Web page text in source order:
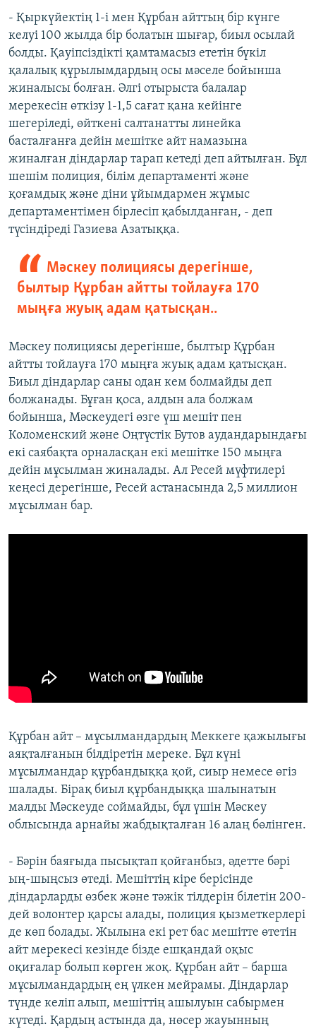
- Қыркүйектің 1-і мен Құрбан айттың бір күнге
келуі 100 жылда бір болатын шығар, биыл осылай
болды. Қауіпсіздікті қамтамасыз ететін бүкіл
қалалық құрылымдардың осы мәселе бойынша
жиналысы болған. Әлгі отырыста балалар
мерекесін өткізу 1-1,5 сағат қана кейінге
шегеріледі, өйткені салтанатты линейка
басталғанға дейін мешітке айт намазына
жиналған діндарлар тарап кетеді деп айтылған. Бұл
шешім полиция, білім департаменті және
қоғамдық және діни ұйымдармен жұмыс
департаментімен бірлесіп қабылданған, - деп
түсіндіреді Газиева Азатыққа.
Мәскеу полициясы дерегінше,
былтыр Құрбан айтты тойлауға 170
мыңға жуық адам қатысқан..
Мәскеу полициясы дерегінше, былтыр Құрбан
айтты тойлауға 170 мыңға жуық адам қатысқан.
Биыл діндарлар саны одан кем болмайды деп
болжанады. Бұған қоса, алдын ала болжам
бойынша, Мәскеудегі өзге үш мешіт пен
Коломенский және Оңтүстік Бутов аудандарындағы
екі саябақта орналасқан екі мешітке 150 мыңға
дейін мұсылман жиналады. Ал Ресей мүфтилері
кеңесі дерегінше, Ресей астанасында 2,5 миллион
мұсылман бар.
Құрбан айт – мұсылмандардың Меккеге қажылығы
аяқталғанын білдіретін мереке. Бұл күні
мұсылмандар құрбандыққа қой, сиыр немесе өгіз
шалады. Бірақ биыл құрбандыққа шалынатын
малды Мәскеуде соймайды, бұл үшін Мәскеу
облысында арнайы жабдықталған 16 алаң бөлінген.
- Бәрін баяғыда пысықтап қойғанбыз, әдетте бәрі
ың-шыңсыз өтеді. Мешіттің кіре берісінде
діндарларды өзбек және тәжік тілдерін білетін 200-
дей волонтер қарсы алады, полиция қызметкерлері
де көп болады. Жылына екі рет бас мешітте өтетін
айт мерекесі кезінде бізде ешқандай оқыс
оқиғалар болып көрген жоқ. Құрбан айт – барша
мұсылмандардың ең үлкен мейрамы. Діндарлар
түнде келіп алып, мешіттің ашылуын сабырмен
күтеді. Қардың астында да, нөсер жауынның